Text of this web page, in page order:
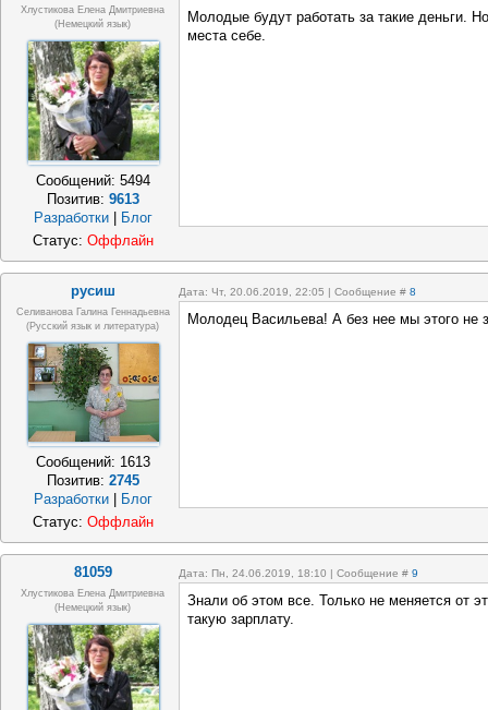
Хлустикова Елена Дмитриевна
(немецкий язык)
Сообщений: 5494
Позитив: 9613
Разработки
Блог
Молодые будут работать за такие деньги.
места себе.
Статус: Оффлайн
русиш Дата: Чт, 20.06.2019, 22:05 | Сообщение # 8
Селиванова Галина Геннадьевна
(русский язык и литература)
Сообщений: 1613
Позитив: 2745
Разработки
Блог
Молодец Васильева! А без нее мы этого не
Статус: Оффлайн
81059 Дата: Пн, 24.06.2019, 18:10 | Сообщение # 9
Хлустикова Елена Дмитриевна
(немецкий язык)
Знали об этом все. Только не меняется от
такую зарплату.